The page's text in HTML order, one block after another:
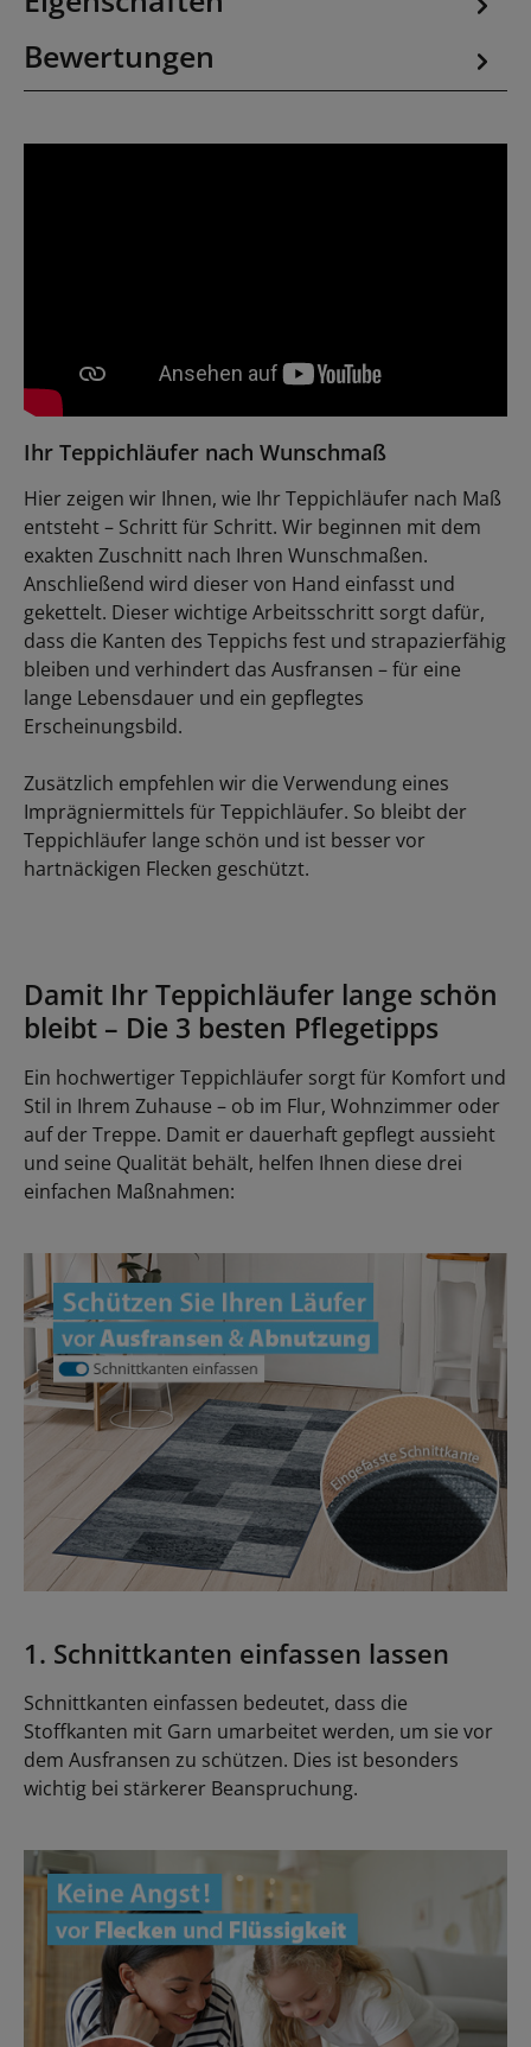
Bewertungen
Ihr Teppichläufer nach Wunschmaß
Hier zeigen wir Ihnen, wie Ihr Teppichläufer nach Maß
entsteht – Schritt für Schritt. Wir beginnen mit dem
exakten Zuschnitt nach Ihren Wunschmaßen.
Anschließend wird dieser von Hand einfasst und
gekettelt. Dieser wichtige Arbeitsschritt sorgt dafür,
dass die Kanten des Teppichs fest und strapazierfähig
bleiben und verhindert das Ausfransen – für eine
lange Lebensdauer und ein gepflegtes
Erscheinungsbild.
Zusätzlich empfehlen wir die Verwendung eines
Imprägniermittels für Teppichläufer. So bleibt der
Teppichläufer lange schön und ist besser vor
hartnäckigen Flecken geschützt.
Damit Ihr Teppichläufer lange schön
bleibt – Die 3 besten Pflegetipps
Ein hochwertiger Teppichläufer sorgt für Komfort und
Stil in Ihrem Zuhause – ob im Flur, Wohnzimmer oder
auf der Treppe. Damit er dauerhaft gepflegt aussieht
und seine Qualität behält, helfen Ihnen diese drei
einfachen Maßnahmen:
1. Schnittkanten einfassen lassen
Schnittkanten einfassen bedeutet, dass die
Stoffkanten mit Garn umarbeitet werden, um sie vor
dem Ausfransen zu schützen. Dies ist besonders
wichtig bei stärkerer Beanspruchung.